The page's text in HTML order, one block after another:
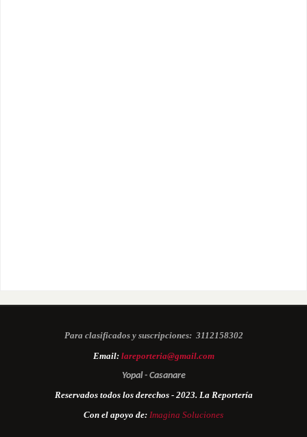
Para clasificados y suscripciones: 3112158302
Email: lareporteria@gmail.com
Yopal - Casanare
Reservados todos los derechos - 2023. La Reportería
Con el apoyo de: Imagina Soluciones